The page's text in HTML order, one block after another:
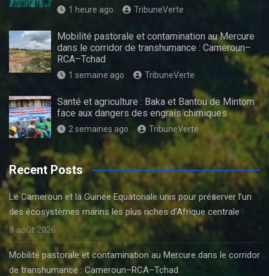
1 heure ago TribuneVerte
Mobilité pastorale et contamination au Mercure
dans le corridor de transhumance : Cameroun–
RCA–Tchad
1 semaine ago TribuneVerte
Santé et agriculture : Baka et Bantou de Mintom
face aux dangers des engrais chimiques
2 semaines ago TribuneVerte
Recent Posts
Le Cameroun et la Guinée Equatoriale unis pour préserver l’un
des écosystèmes marins les plus riches d’Afrique centrale
8 août 2026
Mobilité pastorale et contamination au Mercure dans le corridor
de transhumance : Cameroun–RCA–Tchad